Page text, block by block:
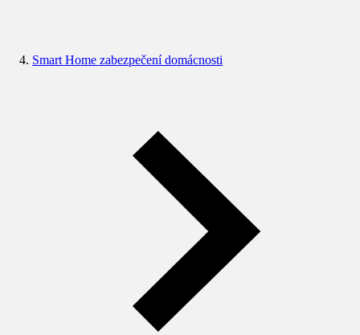
Smart Home zabezpečení domácnosti